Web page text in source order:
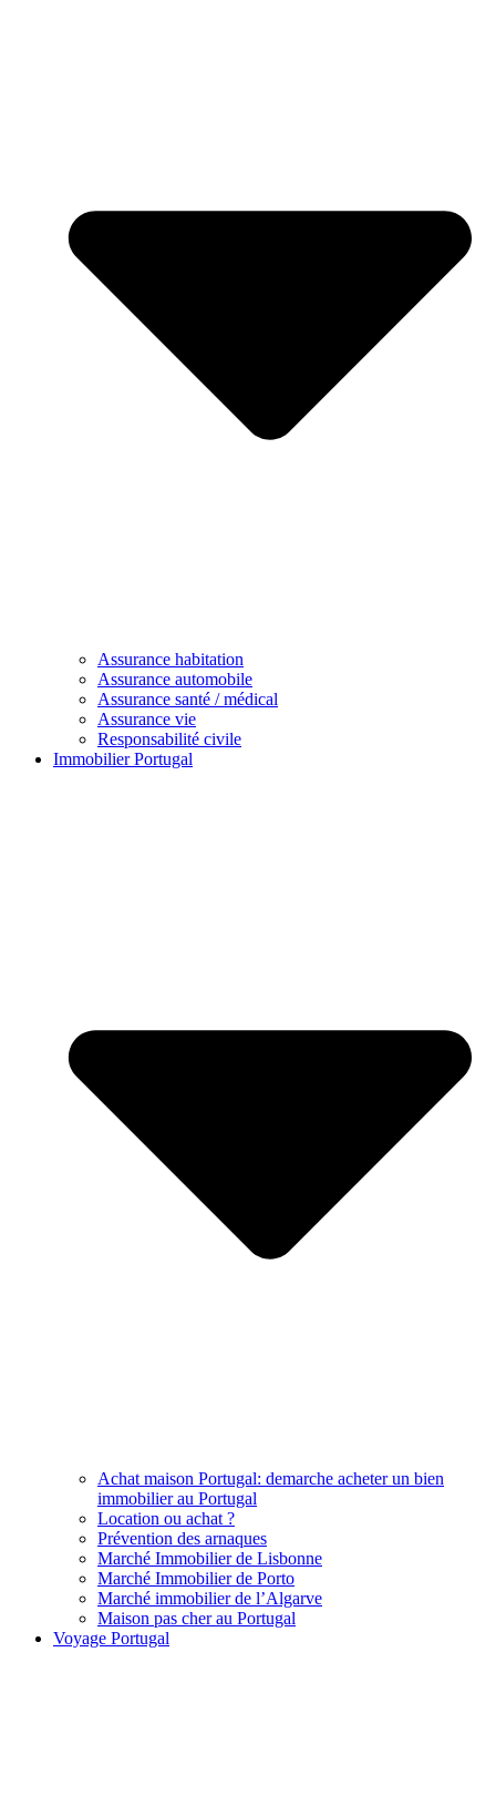
Assurance habitation
Assurance automobile
Assurance santé / médical
Assurance vie
Responsabilité civile
Immobilier Portugal
Achat maison Portugal: demarche acheter un bien
immobilier au Portugal
Location ou achat ?
Prévention des arnaques
Marché Immobilier de Lisbonne
Marché Immobilier de Porto
Marché immobilier de l’Algarve
Maison pas cher au Portugal
Voyage Portugal